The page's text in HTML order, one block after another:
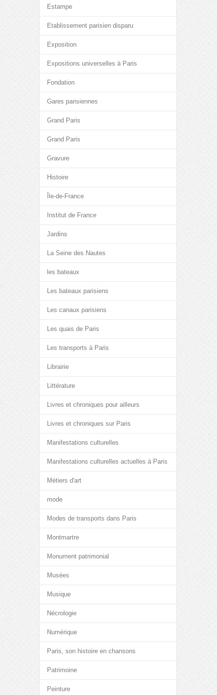
Estampe
Etablissement parisien disparu
Exposition
Expositions universelles à Paris
Fondation
Gares parisiennes
Grand Paris
Grand Paris
Gravure
Histoire
Île-de-France
Institut de France
Jardins
La Seine des Nautes
les bateaux
Les bateaux parisiens
Les canaux parisiens
Les quais de Paris
Les transports à Paris
Librairie
Littérature
Livres et chroniques pour ailleurs
Livres et chroniques sur Paris
Manifestations culturelles
Manifestations culturelles actuelles à Paris
Métiers d'art
mode
Modes de transports dans Paris
Montmartre
Monument patrimonial
Musées
Musique
Nécrologie
Numérique
Paris, son histoire en chansons
Patrimoine
Peinture